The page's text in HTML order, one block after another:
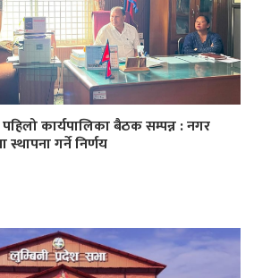
कार्यपालिका बैठक सम्पन्न : नगर
गर्ने निर्णय